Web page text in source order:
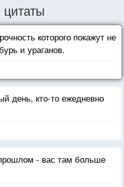
которого покажут не
и ураганов.
день, кто-то ежедневно
- вас там больше